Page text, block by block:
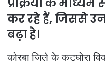
प्रक्रिया के माध्यम
कर रहे हैं, जिससे
बढ़ा है।
कोरबा जिले के कटघोरा